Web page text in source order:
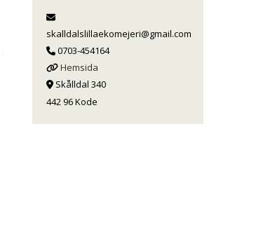
skalldalslillaekomejeri@gmail.com
0703-454164
Hemsida
Skålldal 340
442 96 Kode